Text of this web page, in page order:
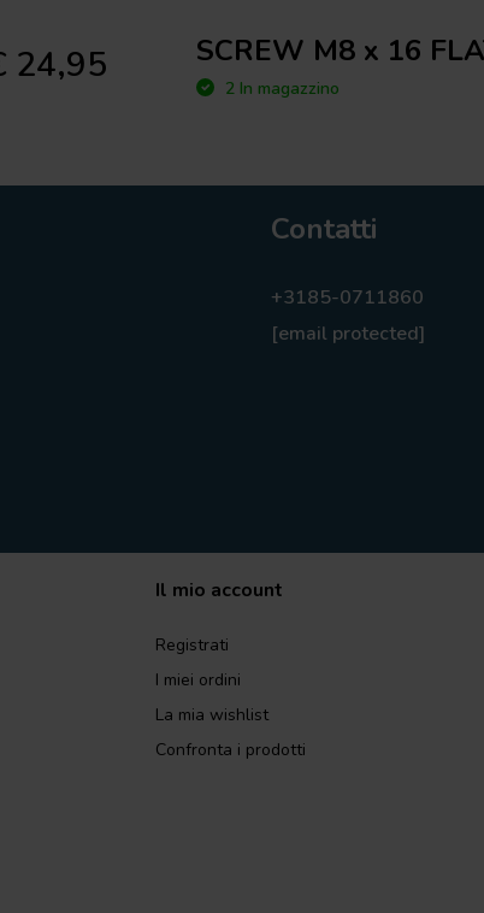
24,95 SCREW M8 x 16
2 In magazzino
Contatti
+3185-0711860
[email protected]
Il mio account
Registrati
I miei ordini
La mia wishlist
Confronta i prodotti